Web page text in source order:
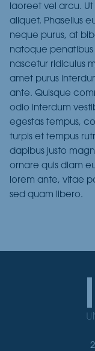
laoreet vel arcu.
aliquet. Phasellus
neque purus, at
natoque penatibus
nascetur ridiculus
amet purus
ante. Quisque
odio interdum
egestas tempus,
turpis et tempus
dapibus justo
ornare quis diam
lorem ante, vitae
sed quam libero.